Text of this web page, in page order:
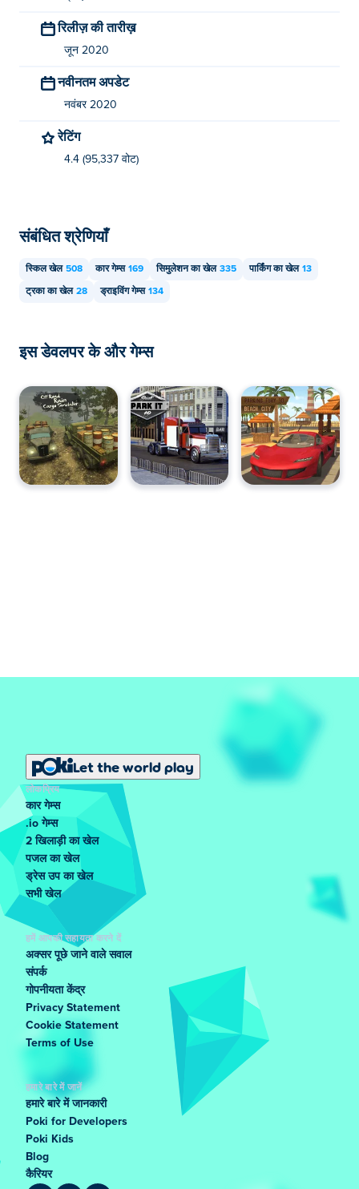
रिलीज़ की तारीख़
जून 2020
नवीनतम अपडेट
नवंबर 2020
रेटिंग
4.4 (95,337 वोट)
संबंधित श्रेणियाँ
स्किल खेल 508 कार गेम्स 169 सिमुलेशन का खेल 335 पार्किंग का खेल 13
ट्रका का खेल 28 ड्राइविंग गेम्स 134
इस डेवलपर के और गेम्स
Let the world play
लोकप्रिय
कार गेम्स
.io गेम्स
2 खिलाड़ी का खेल
पजल का खेल
ड्रेस उप का खेल
सभी खेल
हमें आपकी सहायता करने दें
अक्सर पूछे जाने वाले सवाल
संपर्क
गोपनीयता केंद्र
Privacy Statement
Cookie Statement
Terms of Use
हमारे बारे में जानें
हमारे बारे में जानकारी
Poki for Developers
Poki Kids
Blog
कैरियर